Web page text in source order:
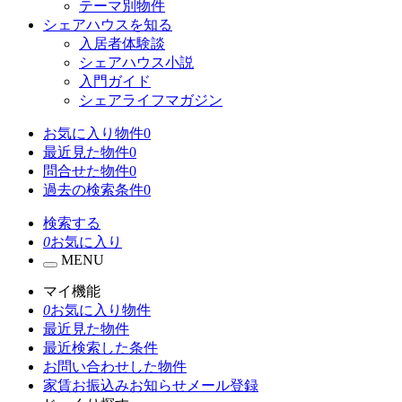
テーマ別物件
シェアハウスを知る
入居者体験談
シェアハウス小説
入門ガイド
シェアライフマガジン
お気に入り物件0
最近見た物件0
問合せた物件0
過去の検索条件0
検索する
0お気に入り
MENU
マイ機能
0お気に入り物件
最近見た物件
最近検索した条件
お問い合わせした物件
家賃お振込みお知らせメール登録